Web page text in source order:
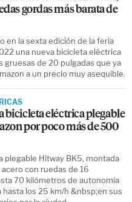
gordas más barata de
en la sexta edición de la feria
una nueva bicicleta eléctrica
gruesas de 20 pulgadas que ya
a un precio muy asequible.
bicicleta eléctrica plegable
por poco más de 500
plegable Hitway BK5, montada
con ruedas de 16
70 kilómetros de autonomía
hasta los 25 km/h &nbsp;en sus